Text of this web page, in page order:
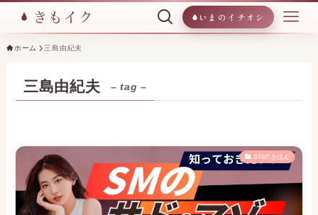
いまのイチオシ
ホーム 三島由紀夫
三島由紀夫 – tag –
SMのきほん